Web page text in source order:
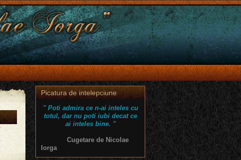
Picatura de intelepciune
" Poti admira ce n-ai inteles cu
totul, dar nu poti iubi decat ce
ai inteles bine. "
Cugetare de Nicolae
Iorga